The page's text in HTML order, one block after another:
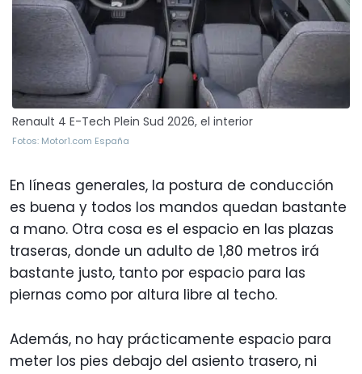
Renault 4 E-Tech Plein Sud 2026, el interior
Fotos: Motor1.com España
En líneas generales, la postura de conducción
es buena y todos los mandos quedan bastante
a mano. Otra cosa es el espacio en las plazas
traseras, donde un adulto de 1,80 metros irá
bastante justo, tanto por espacio para las
piernas como por altura libre al techo.
Además, no hay prácticamente espacio para
meter los pies debajo del asiento trasero, ni